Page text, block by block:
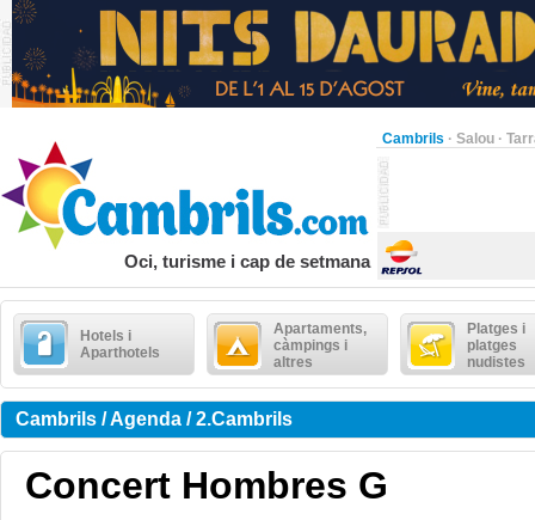
Cambrils · Salou ·
Oci, turisme i cap de setmana
Hotels i
Aparthotels
Apartaments,
càmpings i
altres
Platges i
platges
nudistes
Cambrils / Agenda / 2.Cambrils
Concert Hombres G